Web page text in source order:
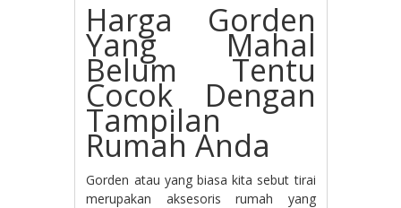
Harga Gorden
Yang Mahal
Belum Tentu
Cocok Dengan
Tampilan
Rumah Anda
Gorden atau yang biasa kita sebut tirai
merupakan aksesoris rumah yang